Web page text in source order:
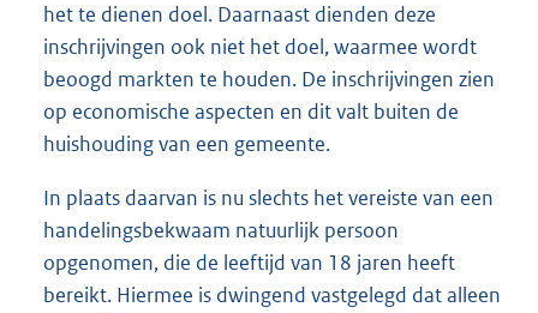
het te dienen doel. Daarnaast dienden deze
inschrijvingen ook niet het doel, waarmee wordt
beoogd markten te houden. De inschrijvingen zien
op economische aspecten en dit valt buiten de
huishouding van een gemeente.
In plaats daarvan is nu slechts het vereiste van een
handelingsbekwaam natuurlijk persoon
opgenomen, die de leeftijd van 18 jaren heeft
bereikt. Hiermee is dwingend vastgelegd dat alleen